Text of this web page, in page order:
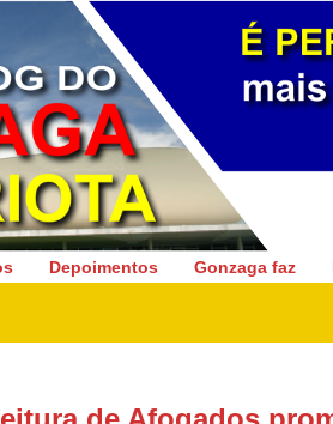
Gonzaga Patriota
Depoimentos Gonzaga faz